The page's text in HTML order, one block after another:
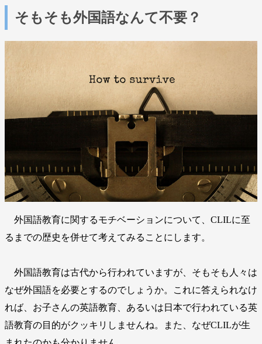
そもそも外国語なんて不要？
外国語教育に関するモチベーションについて、CLILに至
るまでの歴史を併せて考えてみることにします。
外国語教育は古代から行われていますが、そもそも人々は
なぜ外国語を必要とするのでしょうか。これに答えられなけ
れば、お子さんの英語教育、あるいは日本で行われている英
語教育の目的がクッキリしませんね。また、なぜCLILが生